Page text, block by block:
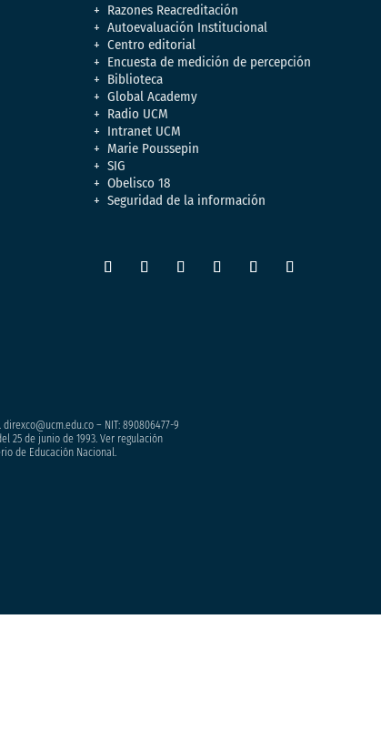
Razones Reacreditación
Autoevaluación Institucional
Centro editorial
Encuesta de medición de percepción
Biblioteca
Global Academy
Radio UCM
Intranet UCM
Marie Poussepin
SIG
Obelisco 18
Seguridad de la información
direxco@ucm.edu.co – NIT: 890806477-9
25 de junio de 1993. Ver regulación
de Educación Nacional.